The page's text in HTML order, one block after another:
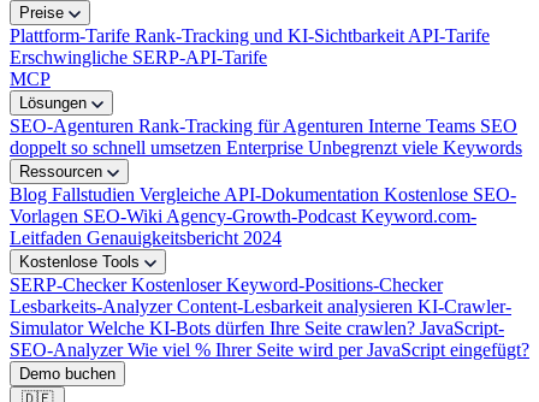
Preise
Plattform-Tarife Rank-Tracking und KI-Sichtbarkeit API-Tarife
Erschwingliche SERP-API-Tarife
MCP
Lösungen
SEO-Agenturen Rank-Tracking für Agenturen Interne Teams SEO
doppelt so schnell umsetzen Enterprise Unbegrenzt viele Keywords
Ressourcen
Blog Fallstudien Vergleiche API-Dokumentation Kostenlose SEO-
Vorlagen SEO-Wiki Agency-Growth-Podcast Keyword.com-
Leitfaden Genauigkeitsbericht 2024
Kostenlose Tools
SERP-CheckerKostenloser Keyword-Positions-Checker
Lesbarkeits-AnalyzerContent-Lesbarkeit analysieren KI-Crawler-
SimulatorWelche KI-Bots dürfen Ihre Seite crawlen? JavaScript-
SEO-AnalyzerWie viel % Ihrer Seite wird per JavaScript eingefügt?
Demo buchen